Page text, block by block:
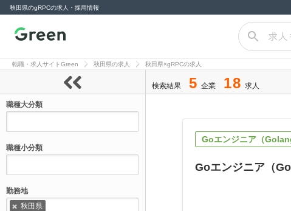
秋田県のgRPCの求人・採用情報
Green（グリー
求人
転職・求人サイトGreen 秋田県の求人 秋田県×gRPCの求人
職種大分類
職種小分類
勤務地
秋田県
検索結果 5 企業 18 求人
Goエンジニア（
Goエンジニア（